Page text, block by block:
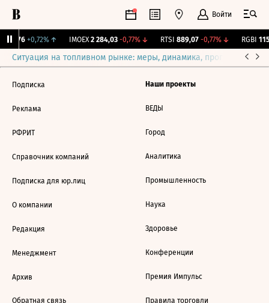
Войти
12,076 +0,72%↑ IMOEX 2 284,03 -0,77%↓ RTSI 889,07 -0,77%↓ RGBI
Ситуация на топливном рынке: меры, динамика, прогнозы
Подписка
Реклама
РФРИТ
Справочник компаний
Подписка для юр.лиц
О компании
Редакция
Менеджмент
Архив
Обратная связь
Наши проекты
ВЕДЫ
Город
Аналитика
Промышленность
Наука
Здоровье
Конференции
Премия Импульс
Правила торговли